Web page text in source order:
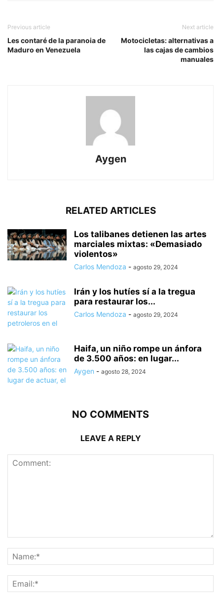
Previous article
Les contaré de la paranoia de
Maduro en Venezuela
Next article
Motocicletas: alternativas a
las cajas de cambios
manuales
Aygen
RELATED ARTICLES
Los talibanes detienen las artes
marciales mixtas: «Demasiado
violentos»
Carlos Mendoza - agosto 29, 2024
Irán y los hutíes sí a la tregua
para restaurar los...
Carlos Mendoza - agosto 29, 2024
Haifa, un niño rompe un ánfora
de 3.500 años: en lugar...
Aygen - agosto 28, 2024
NO COMMENTS
LEAVE A REPLY